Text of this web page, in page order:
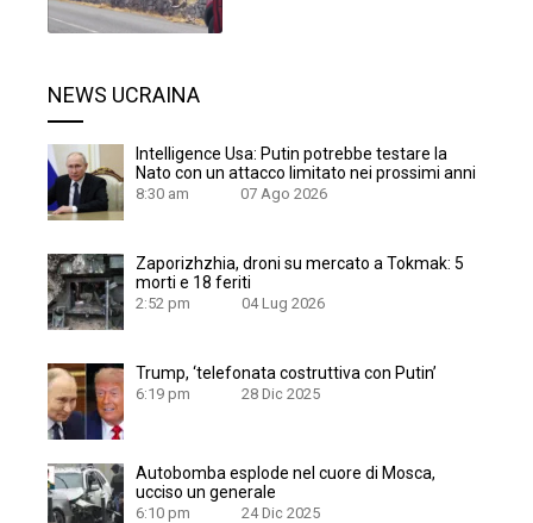
NEWS UCRAINA
Intelligence Usa: Putin potrebbe testare la
Nato con un attacco limitato nei prossimi anni
8:30 am 07 Ago 2026
Zaporizhzhia, droni su mercato a Tokmak: 5
morti e 18 feriti
2:52 pm 04 Lug 2026
Trump, ‘telefonata costruttiva con Putin’
6:19 pm 28 Dic 2025
Autobomba esplode nel cuore di Mosca,
ucciso un generale
6:10 pm 24 Dic 2025